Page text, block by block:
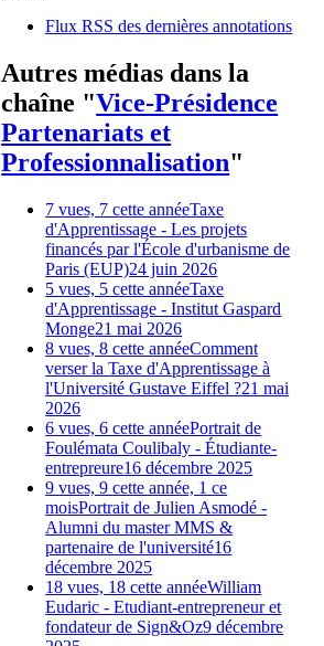
Flux RSS des dernières annotations
Autres médias dans la
chaîne "Vice-Présidence
Partenariats et
Professionnalisation"
7 vues, 7 cette annéeTaxe
d'Apprentissage - Les projets
financés par l'École d'urbanisme de
Paris (EUP)24 juin 2026
5 vues, 5 cette annéeTaxe
d'Apprentissage - Institut Gaspard
Monge21 mai 2026
8 vues, 8 cette annéeComment
verser la Taxe d'Apprentissage à
l'Université Gustave Eiffel ?21 mai
2026
6 vues, 6 cette annéePortrait de
Foulémata Coulibaly - Étudiante-
entrepreure16 décembre 2025
9 vues, 9 cette année, 1 ce
moisPortrait de Julien Asmodé -
Alumni du master MMS &
partenaire de l'université16
décembre 2025
18 vues, 18 cette annéeWilliam
Eudaric - Etudiant-entrepreneur et
fondateur de Sign&Oz9 décembre